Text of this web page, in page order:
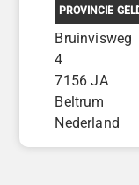
PROVINCIE
Bruinvisweg
4
7156 JA
Beltrum
Nederland